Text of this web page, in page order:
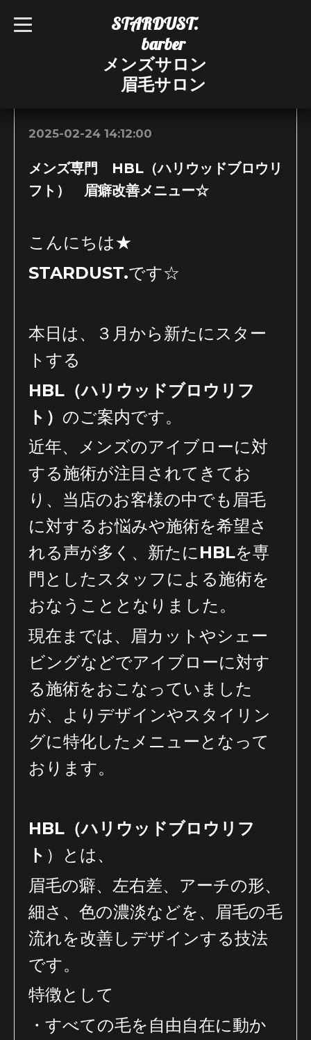
STARDUST.
barber
メンズサロン
眉毛サロン
t
o
お知らせ
2025-02-24 14:12:00
メンズ専門 HBL（ハリウッドブロウリ
フト） 眉癖改善メニュー☆
こんにちは★
STARDUST.です☆
本日は、３月から新たにスター
トする
HBL（ハリウッドブロウリフ
ト） のご案内です。
近年、メンズのアイブローに対
する施術が注目されてきてお
り、当店のお客様の中でも眉毛
に対するお悩みや施術を希望さ
れる声が多く、新たにHBLを専
門としたスタッフによる施術を
おなうこととなりました。
現在までは、眉カットやシェー
ビングなどでアイブローに対す
る施術をおこなっていました
が、よりデザインやスタイリン
グに特化したメニューとなって
おります。
HBL（ハリウッドブロウリフ
ト ）とは、
眉毛の癖、左右差、アーチの形、
細さ、色の濃淡などを、眉毛の毛
流れを改善しデザインする技法
です。
特徴として
・すべての毛を自由自在に動か